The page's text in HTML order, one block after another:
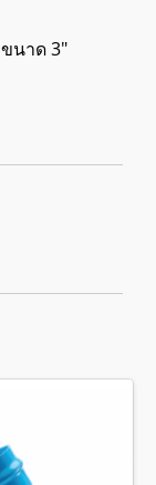
นาด 3"